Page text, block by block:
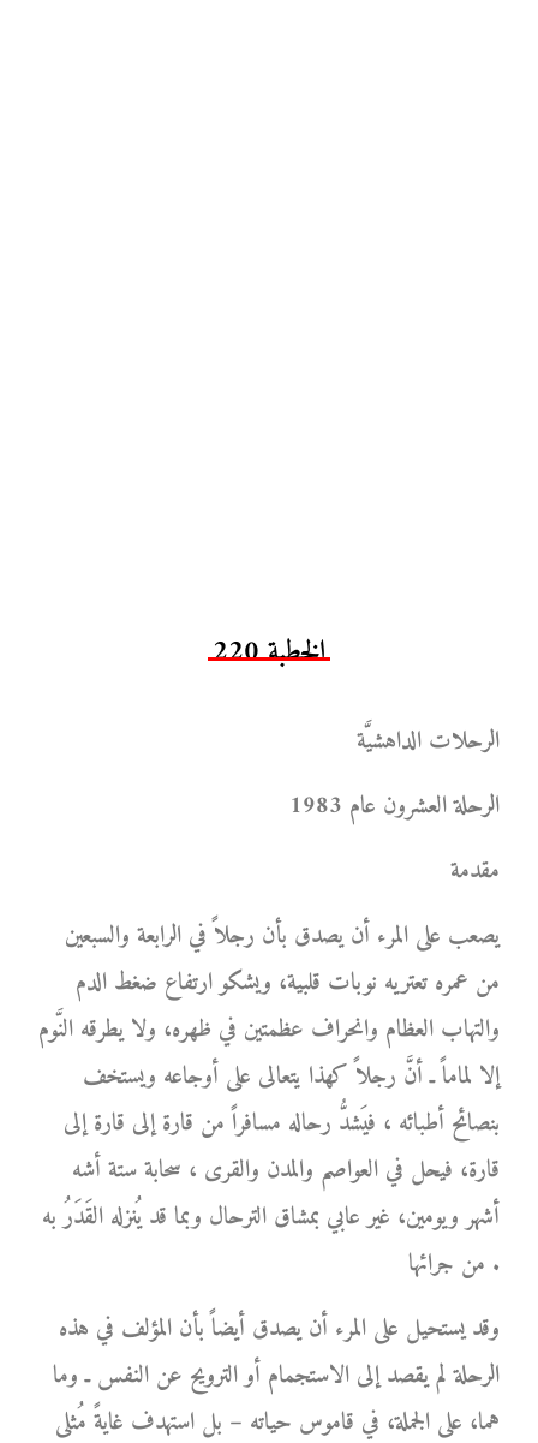
الخطبة 220
الرحلات الداهشيَّة
الرحلة العشرون عام 1983
مقدمة
يصعب على المرء أن يصدق بأن رجلاً في الرابعة والسبعين
من عمره تعتريه نوبات قلبية، ويشكو ارتفاع ضغط الدم
والتهاب العظام وانحراف عظمتين في ظهره، ولا يطرقه النَّوم
إلا لماماً ـ أنَّ رجلاً كهذا يتعالى على أوجاعه ويستخف
بنصائح أطبائه ، فيَشدُّ رحاله مسافراً من قارة إلى قارة إلى
قارة، فيحل في العواصم والمدن والقرى ، سحابة ستة أشه
أشهر ويومين، غير عابي بمشاق الترحال وبما قد يُنزله القَدَرُ به
من جرائها .
وقد يستحيل على المرء أن يصدق أيضاً بأن المؤلف في هذه
الرحلة لم يقصد إلى الاستجمام أو الترويح عن النفس ـ وما
هما، على الجملة، في قاموس حياته – بل استهدف غايةً مُثلى